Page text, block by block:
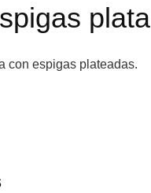
plata
con espigas plateadas.